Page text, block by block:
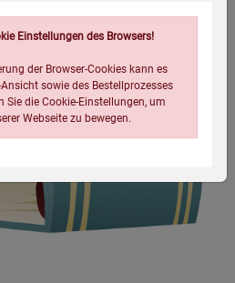
Einstellungen des Browsers!
der Browser-Cookies kann es
sowie des Bestellprozesses
Sie die Cookie-Einstellungen, um
Webseite zu bewegen.